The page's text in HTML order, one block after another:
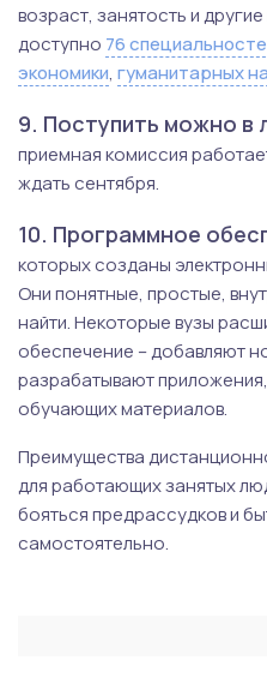
возраст, занятость и
доступно 76
экономики, гуманитарных
9. Поступить можно в
приемная комиссия
ждать сентября.
10. Программное
которых созданы
Они понятные, простые,
найти. Некоторые вузы
обеспечение – добавляют
разрабатывают
обучающих материалов.
Преимущества
для работающих занятых
бояться предрассудков и
самостоятельно.